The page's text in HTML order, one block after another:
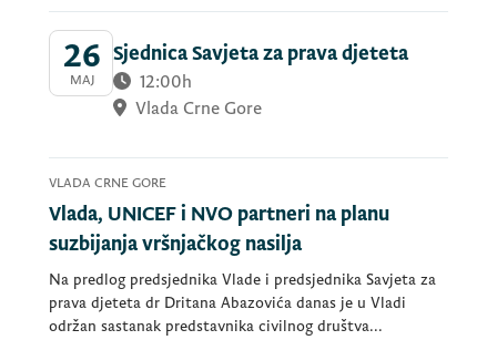
26
MAJ
Sjednica Savjeta za prava djeteta
12:00h
Vlada Crne Gore
VLADA CRNE GORE
Vlada, UNICEF i NVO partneri na planu
suzbijanja vršnjačkog nasilja
Na predlog predsjednika Vlade i predsjednika Savjeta za
prava djeteta dr Dritana Abazovića danas je u Vladi
održan sastanak predstavnika civilnog društva...